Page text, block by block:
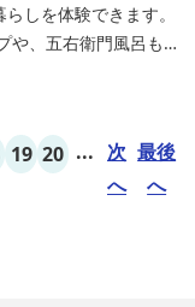
しを体験できます。
や、五右衛門風呂も楽
と周囲は真っ暗。都
ケボタルを観賞した
19 20 ... 次
へ
最後
へ